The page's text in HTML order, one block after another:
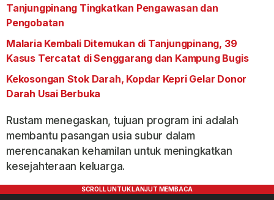
Tanjungpinang Tingkatkan Pengawasan dan
Pengobatan
Malaria Kembali Ditemukan di Tanjungpinang, 39
Kasus Tercatat di Senggarang dan Kampung Bugis
Kekosongan Stok Darah, Kopdar Kepri Gelar Donor
Darah Usai Berbuka
Rustam menegaskan, tujuan program ini adalah
membantu pasangan usia subur dalam
merencanakan kehamilan untuk meningkatkan
kesejahteraan keluarga.